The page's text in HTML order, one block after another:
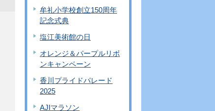
牟礼小学校創立150周年
記念式典
塩江美術館の日
オレンジ＆パープルリボ
ンキャンペーン
香川プライドパレード
2025
AJIマラソン